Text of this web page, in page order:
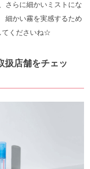
さらに細かいミストにな
細かい霧を実感するため
てくださいね☆
扱店舗をチェッ